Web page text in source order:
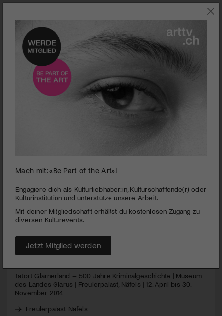
seconds
minutes,
seconds
Museum des Landes Glarus | Tatort Glarnerland
PUBLIZIERT AM 26. MAI 2014
im Museum des Landes Glarus. Die Ausstellung zeigt anhand
zahlreicher Beispiele eindrücklich auf, wie sich das
MEHR
Tatort Glarnerland – 500 Jahre Kriminalgeschichte | Museum
des Landes Glarus | Freulerpalast, Näfels | 12. April bis 30.
November 2014
Freulerpalast Näfels
Mach mit: «Be Part of the Art»!
Engagiere dich als Kulturliebhaber:in, Kulturschaffende(r) oder
Kulturinstitution und unterstütze unsere Arbeit.
Mit deiner Mitgliedschaft erhältst du kostenlosen Zugang zu
diversen Kulturevents.
Jetzt Mitglied werden